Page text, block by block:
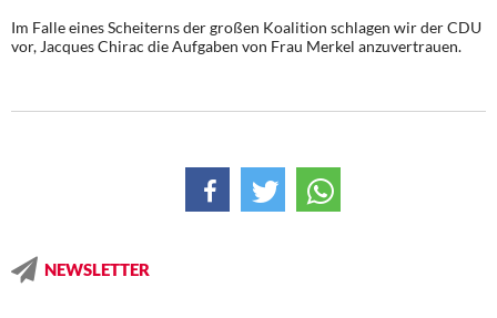
Im Falle eines Scheiterns der großen Koalition schlagen wir der CDU
vor, Jacques Chirac die Aufgaben von Frau Merkel anzuvertrauen.
NEWSLETTER